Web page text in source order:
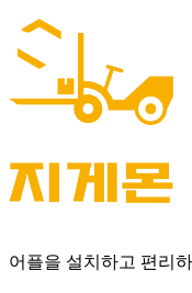
어플을 설치하고 편리